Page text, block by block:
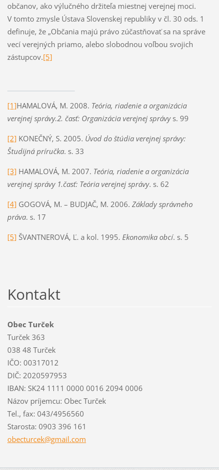
občanov, ako výlučného držiteľa miestnej verejnej moci.
V tomto zmysle Ústava Slovenskej republiky v čl. 30 ods. 1
definuje, že „Občania majú právo zúčastňovať sa na správe
vecí verejných priamo, alebo slobodnou voľbou svojich
zástupcov.[5]
[1]HAMALOVÁ, M. 2008. Teória, riadenie a organizácia
verejnej správy.2. časť: Organizácia verejnej správys. 99
[2] KONEČNÝ, S. 2005. Úvod do štúdia verejnej správy:
Študijná príručka. s. 33
[3] HAMALOVÁ, M. 2007. Teória, riadenie a organizácia
verejnej správy 1.časť: Teória verejnej správy. s. 62
[4] GOGOVÁ, M. – BUDJAČ, M. 2006. Základy správneho
práva. s. 17
[5] ŠVANTNEROVÁ, Ľ. a kol. 1995. Ekonomika obcí. s. 5
Kontakt
Obec Turček
Turček 363
038 48 Turček
IČO: 00317012
DIČ: 2020597953
IBAN: SK24 1111 0000 0016 2094 0006
Názov príjemcu: Obec Turček
Tel., fax: 043/4956560
Starosta: 0903 396 161
obecturcek@gmail.com